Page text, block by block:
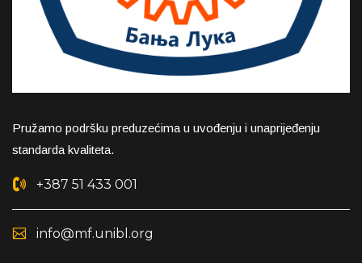
Pružamo podršku preduzećima u uvođenju i unaprijeđenju
standarda kvaliteta.
+387 51 433 001
info@mf.unibl.org